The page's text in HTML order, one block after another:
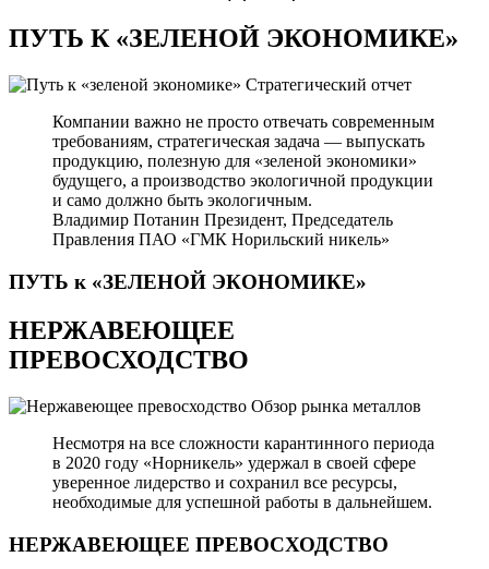
ПУТЬ К«ЗЕЛЕНОЙ ЭКОНОМИКЕ»
Стратегический отчет
Компании важно не просто отвечать современным
требованиям, стратегическая задача — выпускать
продукцию, полезную для «зеленой экономики»
будущего, а производство экологичной продукции
и само должно быть экологичным.
Владимир Потанин Президент, Председатель
Правления ПАО «ГМК Норильский никель»
ПУТЬ к «ЗЕЛЕНОЙ ЭКОНОМИКЕ»
НЕРЖАВЕЮЩЕЕ
ПРЕВОСХОДСТВО
Обзор рынка металлов
Несмотря на все сложности карантинного периода
в 2020 году «Норникель» удержал в своей сфере
уверенное лидерство и сохранил все ресурсы,
необходимые для успешной работы в дальнейшем.
НЕРЖАВЕЮЩЕЕ ПРЕВОСХОДСТВО